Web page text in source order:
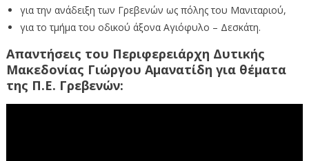
για την ανάδειξη των Γρεβενών ως πόλης του Μανιταριού,
για το τμήμα του οδικού άξονα Αγιόφυλο – Δεσκάτη.
Απαντήσεις του Περιφερειάρχη Δυτικής
Μακεδονίας Γιώργου Αμανατίδη για θέματα
της Π.Ε. Γρεβενών: